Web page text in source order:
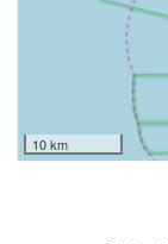
10 km